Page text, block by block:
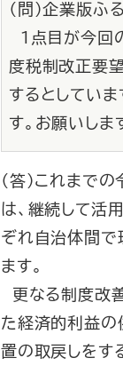
（問）企業版ふ
１点目が今回
度税制改正要
するとしてい
す。お願いしま
（答）これまで
は、継続して活
ぞれ自治体間で
ます。
更なる制度改
た経済的利益の
置の取戻しをす